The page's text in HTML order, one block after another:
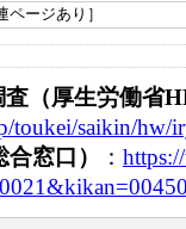
ページあり］
（厚生労働省
toukei/saikin/hw/
窓口）
：